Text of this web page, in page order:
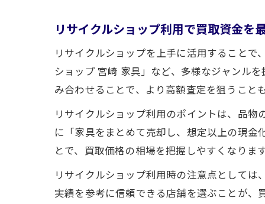
リサイクルショップ利用で買取資金を
リサイクルショップを上手に活用すること
ショップ 宮崎 家具」など、多様なジャンル
み合わせることで、より高額査定を狙うこと
リサイクルショップ利用のポイントは、品
に「家具をまとめて売却し、想定以上の現
とで、買取価格の相場を把握しやすくなりま
リサイクルショップ利用時の注意点として
実績を参考に信頼できる店舗を選ぶことが、